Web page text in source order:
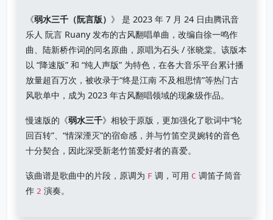
《弱水三千（阮言版） 》 是 2023 年 7 月 24 日由腾讯音
乐人 阮言 Ruany 发布的古风翻唱单曲，改编自徐一鸣作
曲、陆新桥作词的同名原曲，原唱为石头 / 张晓棠。该版本
以 “降速版” 和 “纯人声版” 为特色，在各大音乐平台累计播
放量超百万次，被收录于“终是江南 不及相思情”等热门古
风歌单中，成为 2023 年古风翻唱领域的现象级作品。
慢速版的《弱水三千》相较于原版，更加强化了歌词中“轮
回百转”、“情深湮灭”的宿命感，并与竹笛空灵婉转的音色
十分契合，因此深受新老竹笛爱好者的喜爱。
该曲谱是歌曲中的片段，原调为 F 调，可用 C 调笛子筒音
作 2 演奏。